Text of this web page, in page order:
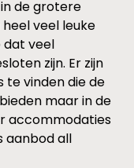
de grotere
veel leuke
dat veel
zijn. Er zijn
te vinden die de
maar in de
accommodaties
aanbod all